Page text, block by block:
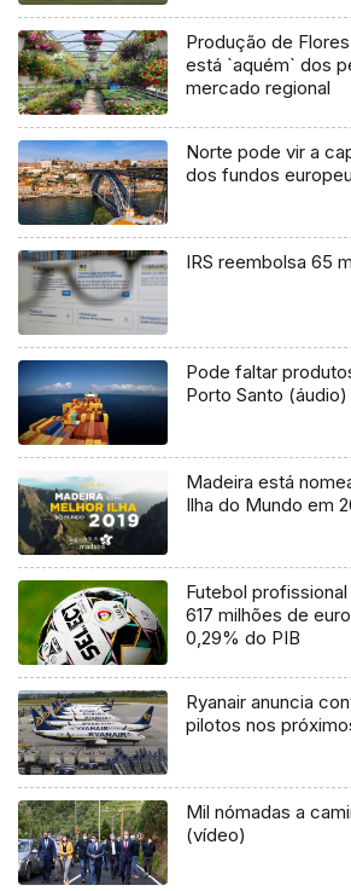
Produção de
está `aquém` dos
mercado regional
Norte pode vir a
dos fundos
IRS reembolsa 65
Pode faltar
Porto Santo (áudio)
Madeira está
Ilha do Mundo em
Futebol
617 milhões de
0,29% do PIB
Ryanair anuncia
pilotos nos
Mil nómadas a
(vídeo)